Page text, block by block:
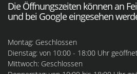
Die Öffnungszeiten können an
und bei Google eingesehen
Montag: Geschlossen
Dienstag: von 10:00 - 18:00 Uhr geöffnet
Mittwoch: Geschlossen